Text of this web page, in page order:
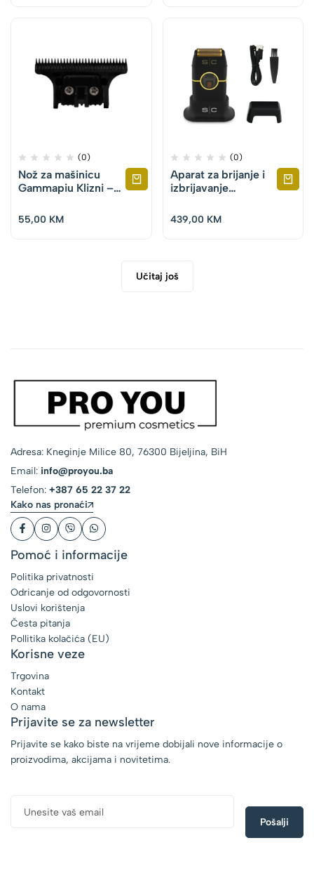
(0)
Nož za mašinicu
Gammapiu Klizni –
Evo, Cyborg,
Boosted, X-Cell
55,00 KM
(0)
Aparat za brijanje i
izbrijavanje
SC Instinct
439,00 KM
Učitaj još
Adresa: Kneginje Milice 80, 76300 Bijeljina, BiH
Email: info@proyou.ba
Telefon: +387 65 22 37 22
Kako nas pronaći
Pomoć i informacije
Politika privatnosti
Odricanje od odgovornosti
Uslovi korištenja
Česta pitanja
Pollitika kolačića (EU)
Korisne veze
Trgovina
Kontakt
O nama
Prijavite se za newsletter
Prijavite se kako biste na vrijeme dobijali nove informacije o
proizvodima, akcijama i novitetima.